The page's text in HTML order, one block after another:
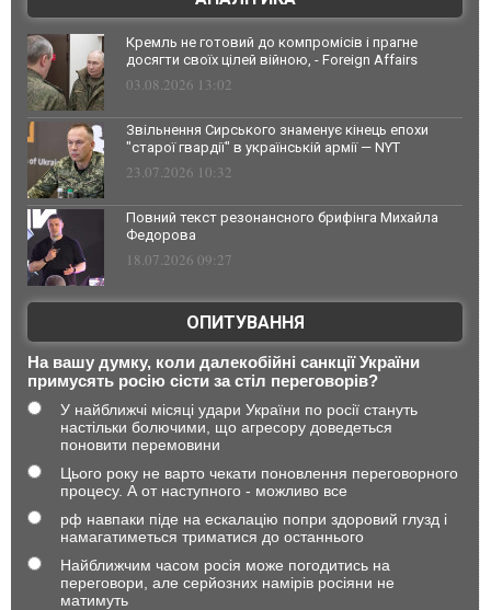
Кремль не готовий до компромісів і прагне
досягти своїх цілей війною, - Foreign Affairs
03.08.2026 13:02
Звільнення Сирського знаменує кінець епохи
"старої гвардії" в українській армії — NYT
23.07.2026 10:32
Повний текст резонансного брифінга Михайла
Федорова
18.07.2026 09:27
ОПИТУВАННЯ
На вашу думку, коли далекобійні санкції України
примусять росію сісти за стіл переговорів?
У найближчі місяці удари України по росії стануть
настільки болючими, що агресору доведеться
поновити перемовини
Цього року не варто чекати поновлення переговорного
процесу. А от наступного - можливо все
рф навпаки піде на ескалацію попри здоровий глузд і
намагатиметься триматися до останнього
Найближчим часом росія може погодитись на
переговори, але серйозних намірів росіяни не
матимуть